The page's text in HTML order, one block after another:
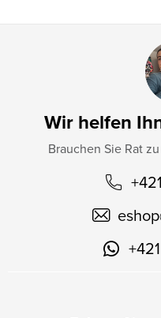
Wir helfen
Brauchen Sie Rat
eshop